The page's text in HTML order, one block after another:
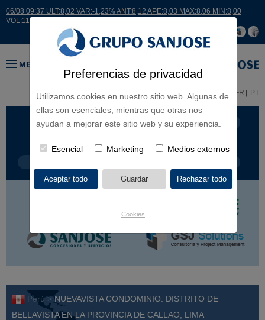
Preferencias de privacidad
Utilizamos cookies en nuestro sitio web. Algunas de
ellas son esenciales, mientras que otras nos
ayudan a mejorar este sitio web y su experiencia.
Esencial Marketing Medios externos
Cookies
06/08 09:37 ULT:8,02 VAR:-1,23% ANT:8,12 APE:8,03 MAX:8,06 MIN:8,00
VOL:11955
MENÚ
EN FR PT
LÍNEA DE NEGOCIO CONTINENTES
Perú >NUEVAVISTA CONDOMINIO. DISTRITO DE
BELLAVISTA EN LA PROVINCIA DE CALLAO, LIMA